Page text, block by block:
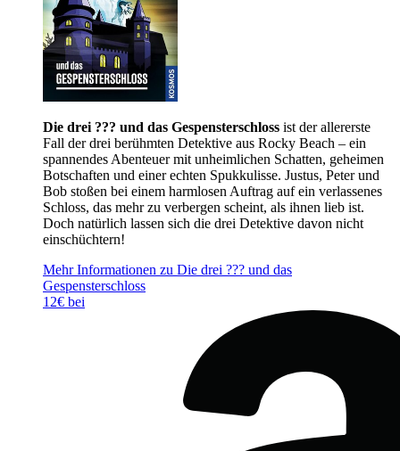
Die drei ??? und das Gespensterschloss ist der allererste
Fall der drei berühmten Detektive aus Rocky Beach – ein
spannendes Abenteuer mit unheimlichen Schatten, geheimen
Botschaften und einer echten Spukkulisse. Justus, Peter und
Bob stoßen bei einem harmlosen Auftrag auf ein verlassenes
Schloss, das mehr zu verbergen scheint, als ihnen lieb ist.
Doch natürlich lassen sich die drei Detektive davon nicht
einschüchtern!
Mehr Informationen zu Die drei ??? und das
Gespensterschloss
12€ bei